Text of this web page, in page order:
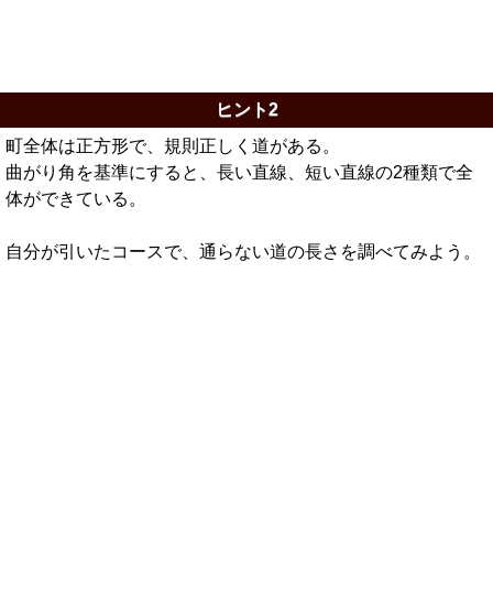
ヒント2
町全体は正方形で、規則正しく道がある。
曲がり角を基準にすると、長い直線、短い直線の2種類で全
体ができている。
自分が引いたコースで、通らない道の長さを調べてみよう。